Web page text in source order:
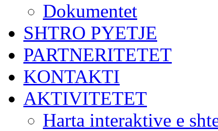
Dokumentet
SHTRO PYETJE
PARTNERITETET
KONTAKTI
AKTIVITETET
Harta interaktive e